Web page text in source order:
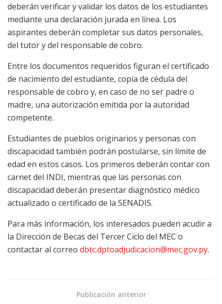
deberán verificar y validar los datos de los estudiantes
mediante una declaración jurada en línea. Los
aspirantes deberán completar sus datos personales,
del tutor y del responsable de cobro.
Entre los documentos requeridos figuran el certificado
de nacimiento del estudiante, copia de cédula del
responsable de cobro y, en caso de no ser padre o
madre, una autorización emitida por la autoridad
competente.
Estudiantes de pueblos originarios y personas con
discapacidad también podrán postularse, sin límite de
edad en estos casos. Los primeros deberán contar con
carnet del INDI, mientras que las personas con
discapacidad deberán presentar diagnóstico médico
actualizado o certificado de la SENADIS.
Para más información, los interesados pueden acudir a
la Dirección de Becas del Tercer Ciclo del MEC o
contactar al correo dbtc.dptoadjudicacion@mec.gov.py.
Publicación anterior